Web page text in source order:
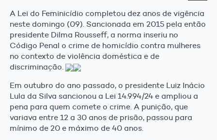
A Lei do Feminicídio completou dez anos de vigência
neste domingo (09). Sancionada em 2015 pela então
presidente Dilma Rousseff, a norma inseriu no
Código Penal o crime de homicídio contra mulheres
no contexto de violência doméstica e de
discriminação.
Em outubro do ano passado, o presidente Luiz Inácio
Lula da Silva sancionou a Lei 14.994/24 e ampliou a
pena para quem comete o crime. A punição, que
variava entre 12 a 30 anos de prisão, passou para
mínimo de 20 e máximo de 40 anos.